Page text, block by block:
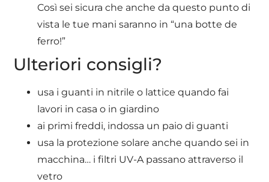
Così sei sicura che anche da questo punto di
vista le tue mani saranno in “una botte de
ferro!”
Ulteriori consigli?
usa i guanti in nitrile o lattice quando fai
lavori in casa o in giardino
ai primi freddi, indossa un paio di guanti
usa la protezione solare anche quando sei in
macchina… i filtri UV-A passano attraverso il
vetro